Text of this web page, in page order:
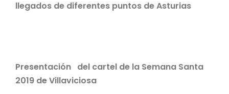
llegados de diferentes puntos de Asturias
Presentación del cartel de la Semana Santa
2019 de Villaviciosa